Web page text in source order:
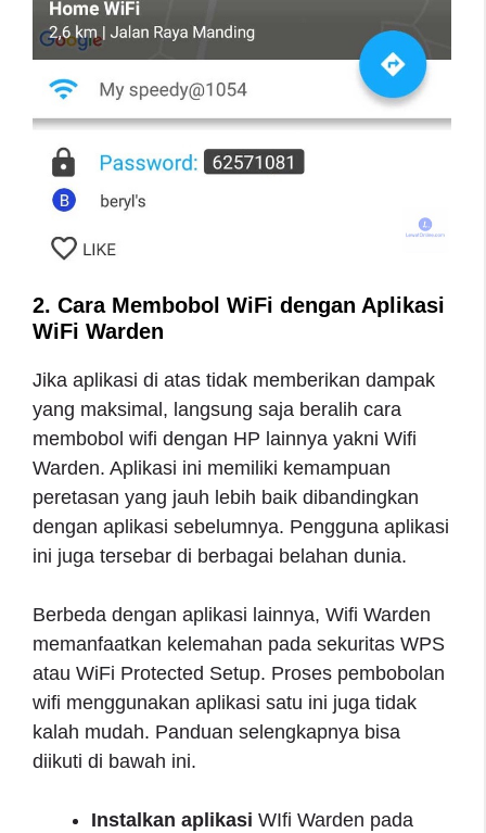
2. Cara Membobol WiFi dengan Aplikasi
WiFi Warden
Jika aplikasi di atas tidak memberikan dampak
yang maksimal, langsung saja beralih cara
membobol wifi dengan HP lainnya yakni Wifi
Warden. Aplikasi ini memiliki kemampuan
peretasan yang jauh lebih baik dibandingkan
dengan aplikasi sebelumnya. Pengguna aplikasi
ini juga tersebar di berbagai belahan dunia.
Berbeda dengan aplikasi lainnya, Wifi Warden
memanfaatkan kelemahan pada sekuritas WPS
atau WiFi Protected Setup. Proses pembobolan
wifi menggunakan aplikasi satu ini juga tidak
kalah mudah. Panduan selengkapnya bisa
diikuti di bawah ini.
Instalkan aplikasi WIfi Warden pada